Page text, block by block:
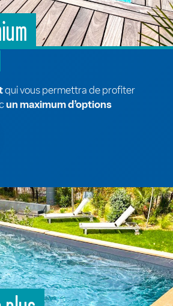
qui vous permettra de profiter
un maximum d’options